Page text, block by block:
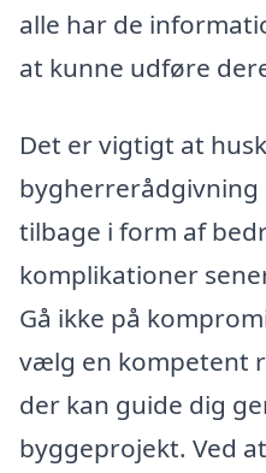
alle har de
at kunne udføre
Det er vigtigt at
bygherrerådgivning
tilbage i form af
komplikationer
Gå ikke på
vælg en kompetent
der kan guide dig
byggeprojekt. Ved